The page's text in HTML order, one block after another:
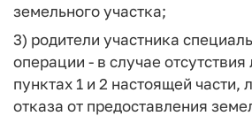
земельного участка;
3) родители участника
операции - в случае
пунктах 1 и 2 настоящей части,
отказа от предоставления